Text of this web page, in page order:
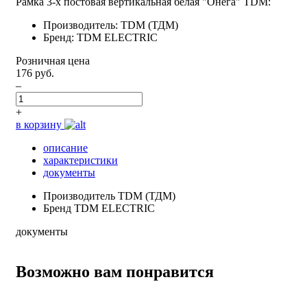
Производитель: TDM (ТДМ)
Бренд: TDM ELECTRIC
Розничная цена
176 руб.
–
+
в корзину
описание
характеристики
документы
Производитель TDM (ТДМ)
Бренд TDM ELECTRIC
документы
Возможно вам понравится